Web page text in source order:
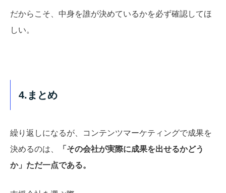
だからこそ、中身を誰が決めているかを必ず確認してほ
しい。
4.まとめ
繰り返しになるが、コンテンツマーケティングで成果を
決めるのは、
「その会社が実際に成果を出せるかどう
か」ただ一点である。